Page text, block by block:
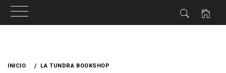
INICIO LA TUNDRA BOOKSHOP